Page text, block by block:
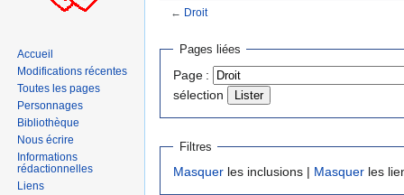
← Droit
Aller
navigation
Aller
recherche
Pages liées
Page :
sélection
Filtres
Masquer les inclusions | Masquer les
Accueil
Modifications récentes
Toutes les pages
Personnages
Bibliothèque
Nous écrire
Informations
rédactionnelles
Liens